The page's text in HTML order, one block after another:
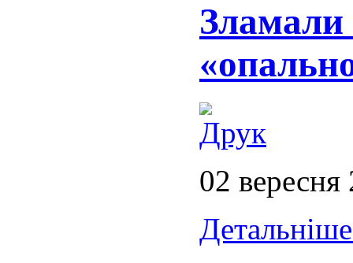
Зламали
02 вересня